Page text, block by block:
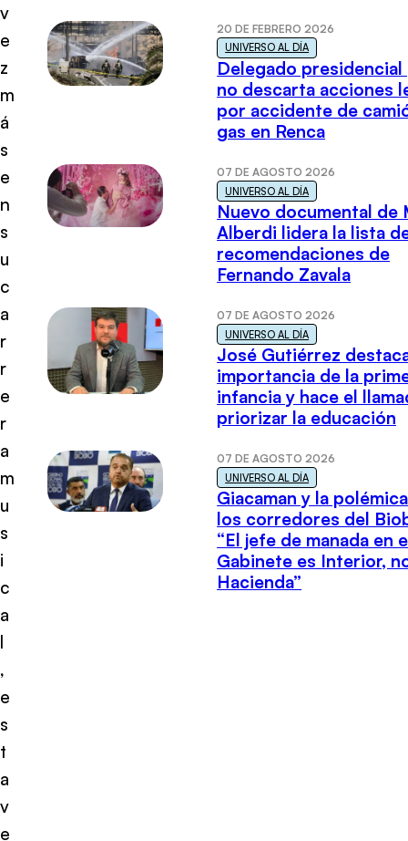
v
e
z
m
á
s
e
n
s
u
c
a
r
r
e
r
a
m
u
s
i
c
a
l
,
e
s
t
a
v
e
20 DE FEBRERO 2026
UNIVERSO AL DÍA
Delegado presidencial
no descarta acciones
por accidente de
gas en Renca
07 DE AGOSTO 2026
UNIVERSO AL DÍA
Nuevo documental de
Alberdi lidera la lista
recomendaciones de
Fernando Zavala
07 DE AGOSTO 2026
UNIVERSO AL DÍA
José Gutiérrez
importancia de la
infancia y hace el
priorizar la educación
07 DE AGOSTO 2026
UNIVERSO AL DÍA
Giacaman y la
los corredores del
“El jefe de manada en
Gabinete es Interior,
Hacienda”